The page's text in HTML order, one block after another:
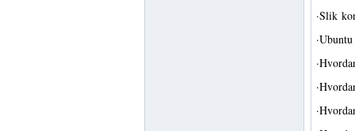
·Slik
·
·
·
·